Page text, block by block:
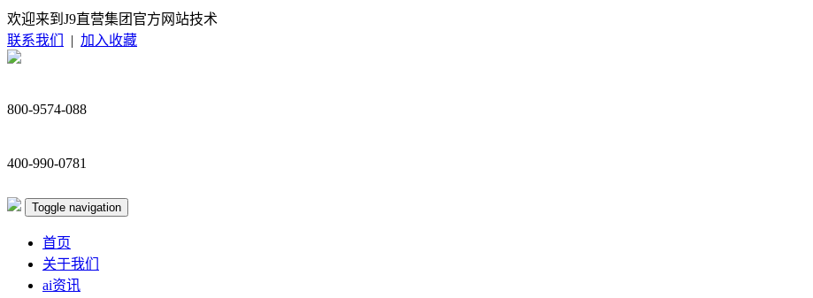
欢迎来到J9直营集团官方网站技术
联系我们
| 加入收藏
800-9574-088
400-990-0781
Toggle navigation
首页
关于我们
ai资讯